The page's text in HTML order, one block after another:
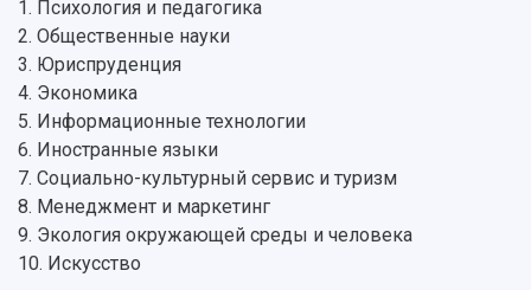
Институт искусственного интеллекта
Инжиниринговый центр
Аграрный карбоновый полигон
Архив
Фирменный стиль
Устойчивое развитие
Кампус
Скидки на обучение
Подготовительные курсы
Библиотека
Видеолекции
Противодействие COVID-19
Результаты научно-исследовательской
деятельности
Научно-технические разработки
Конкурсы научных проектов и грантов
Областной конкурс "Молодой учёный"
Отчеты о научно-исследовательской
деятельности
Журналы Самарского университета
Научные конференции
Патенты
1. Психология и педагогика
2. Общественные науки
3. Юриспруденция
4. Экономика
5. Информационные технологии
6. Иностранные языки
7. Социально-культурный сервис и туризм
8. Менеджмент и маркетинг
9. Экология окружающей среды и человека
10. Искусство